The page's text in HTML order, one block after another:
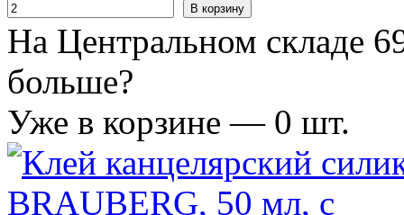
В корзину
На Центральном складе
больше?
Уже в корзине — 0 шт.